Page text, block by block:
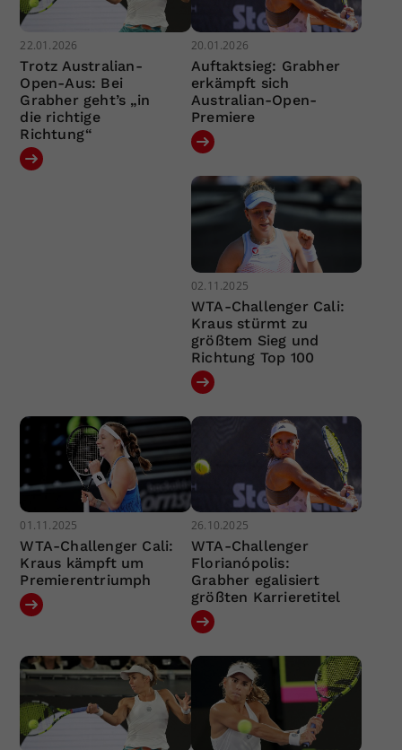
22.01.2026
Trotz Australian-
Open-Aus: Bei
Grabher geht’s „in
die richtige
Richtung“
20.01.2026
Auftaktsieg: Grabher
erkämpft sich
Australian-Open-
Premiere
02.11.2025
WTA-Challenger Cali:
Kraus stürmt zu
größtem Sieg und
Richtung Top 100
01.11.2025
WTA-Challenger Cali:
Kraus kämpft um
Premierentriumph
26.10.2025
WTA-Challenger
Florianópolis:
Grabher egalisiert
größten Karrieretitel